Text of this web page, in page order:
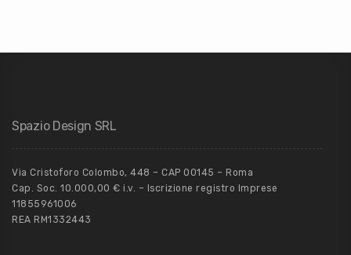
Spazio Design SRL
Via Cristoforo Colombo, 448 – CAP 00145 – Roma
Cap. Soc. 10.000,00 € i.v. – Iscrizione registro Imprese
11855961006
REA RM1332443